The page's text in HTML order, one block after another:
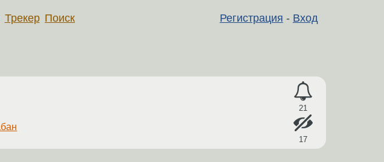
Регистрация - Вход
Трекер Поиск
21
17